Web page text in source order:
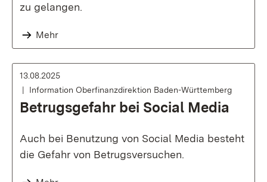
zu gelangen.
Mehr
13.08.2025
Information Oberfinanzdirektion Baden-Württemberg
Betrugsgefahr bei Social Media
Auch bei Benutzung von Social Media besteht
die Gefahr von Betrugsversuchen.